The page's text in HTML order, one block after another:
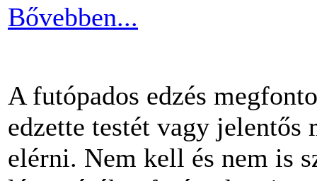
Bővebben...
A futópados edzés
edzette testét vagy jelentős
elérni. Nem kell és nem is